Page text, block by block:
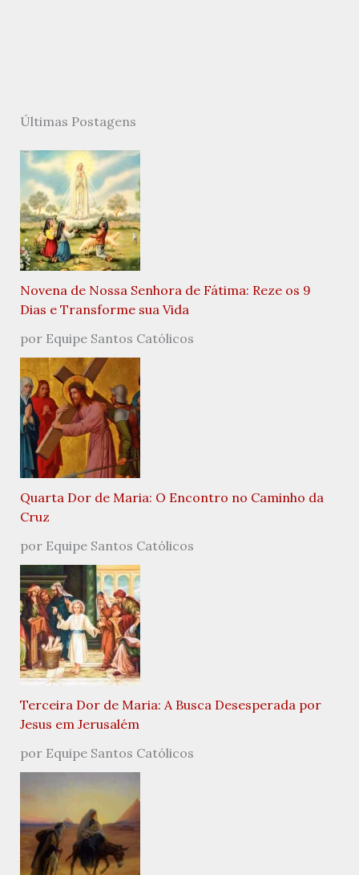
Últimas Postagens
Novena de Nossa Senhora de Fátima: Reze os 9
Dias e Transforme sua Vida
por Equipe Santos Católicos
Quarta Dor de Maria: O Encontro no Caminho da
Cruz
por Equipe Santos Católicos
Terceira Dor de Maria: A Busca Desesperada por
Jesus em Jerusalém
por Equipe Santos Católicos